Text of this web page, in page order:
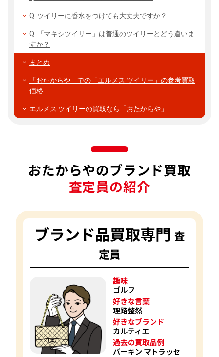
Q. ツイリーに香水をつけても大丈夫ですか？
Q. 「マキシツイリー」は普通のツイリーとどう違いま
すか？
まとめ
「おたからや」での「エルメス ツイリー」の参考買取
価格
エルメス ツイリーの買取なら「おたからや」
おたからやのブランド買取
査定員の紹介
ブランド品買取専門 査
定員
趣味
ゴルフ
好きな言葉
理路整然
好きなブランド
カルティエ
過去の買取品例
バーキン マトラッセ